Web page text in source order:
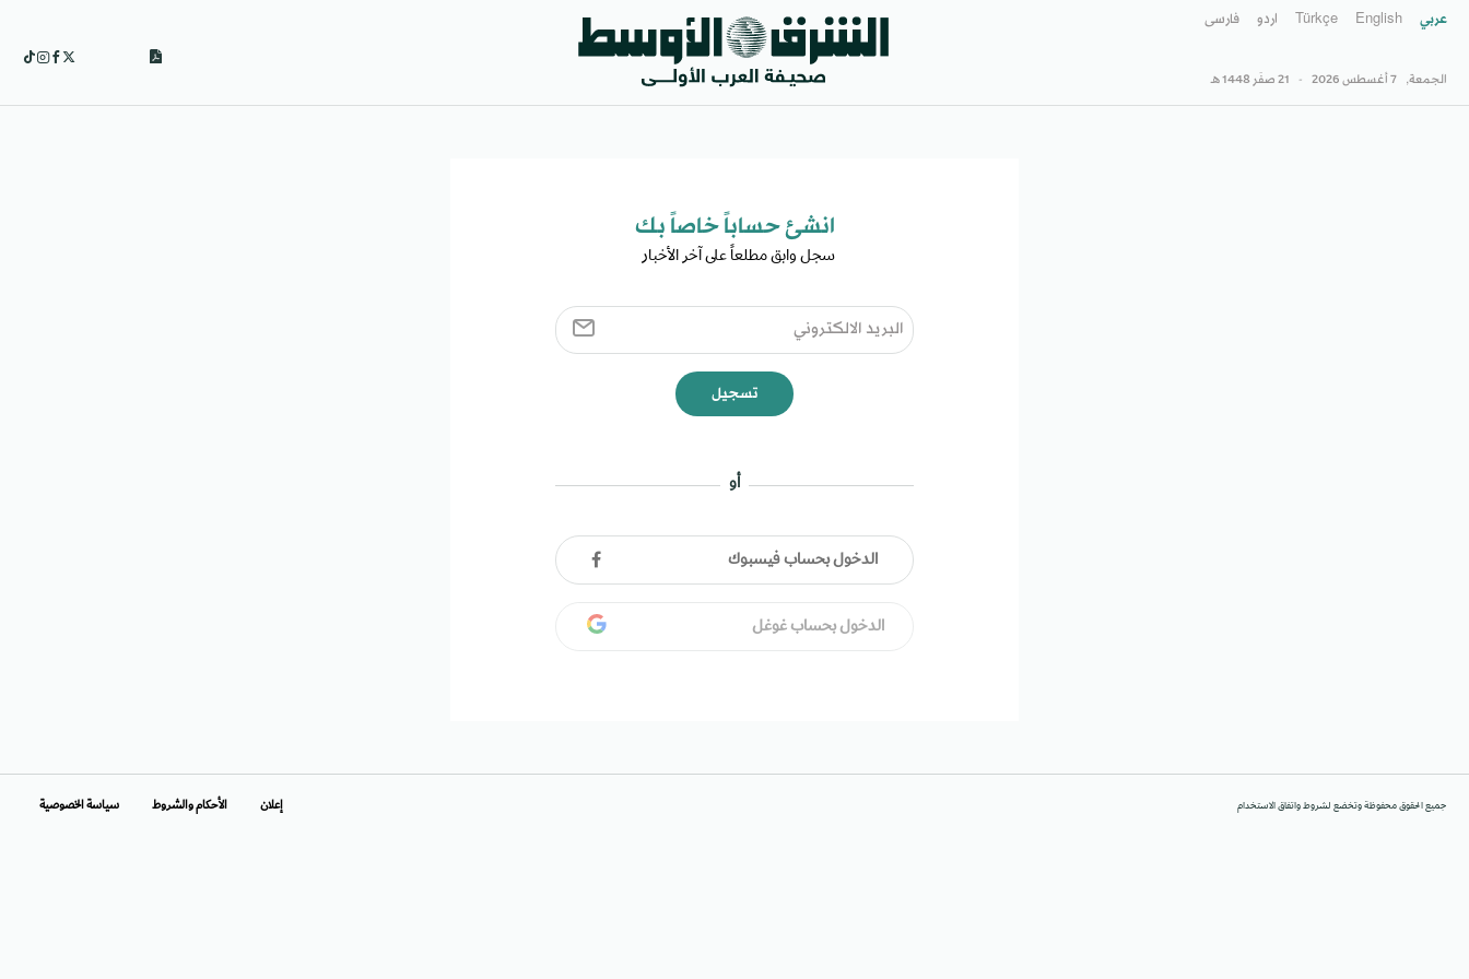
عربي English
Türkçe اردو فارسى
الجمعة, 7 أغسطس 2026 - 21 صفَر 1448 هـ
انشئ حساباً خاصاً بك​
سجل وابق مطلعاً على آخر الأخبار ​
تسجيل
أو
الدخول بحساب فيسبوك
الدخول بحساب غوغل
جميع الحقوق محفوظة وتخضع لشروط واتفاق الاستخدام إعلان الأحكام والشروط سياسة الخصوصية